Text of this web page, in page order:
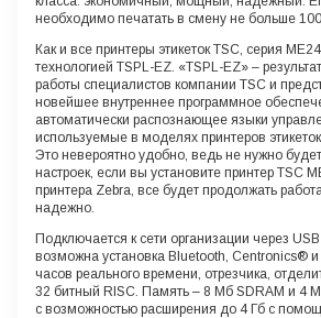
необходимо печатать в смену не больше
Как и все принтеры этикеток TSC, серия
технологией TSPL-EZ. «TSPL-EZ» –
работы специалистов компании TSC и
новейшее внутреннее программное
автоматически распознающее языки
используемые в моделях принтеров
Это невероятно удобно, ведь не нужно
настроек, если вы установите принтер TSC
принтера Zebra, все будет продолжать
надежно.
Подключается к сети организации через
возможна установка Bluetooth, Centronics®
часов реального времени, отрезчика,
32 битный RISC. Память – 8 Мб SDRAM и 4
с возможностью расширения до 4 Гб с